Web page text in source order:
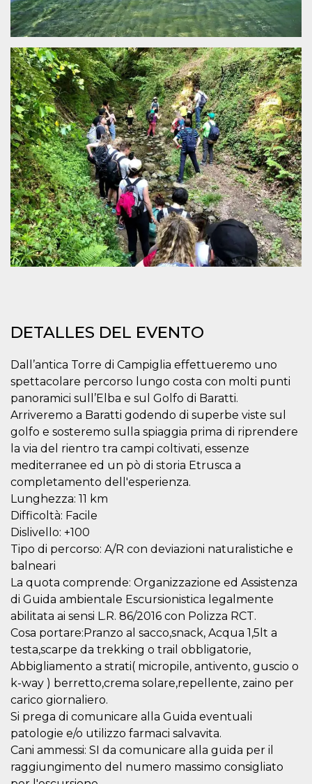
DETALLES DEL EVENTO
Dall’antica Torre di Campiglia effettueremo uno
spettacolare percorso lungo costa con molti punti
panoramici sull’Elba e sul Golfo di Baratti.
Arriveremo a Baratti godendo di superbe viste sul
golfo e sosteremo sulla spiaggia prima di riprendere
la via del rientro tra campi coltivati, essenze
mediterranee ed un pò di storia Etrusca a
completamento dell'esperienza.
Lunghezza: 11 km
Difficoltà: Facile
Dislivello: +100
Tipo di percorso: A/R con deviazioni naturalistiche e
balneari
La quota comprende: Organizzazione ed Assistenza
di Guida ambientale Escursionistica legalmente
abilitata ai sensi L.R. 86/2016 con Polizza RCT.
Cosa portare:Pranzo al sacco,snack, Acqua 1,5lt a
testa,scarpe da trekking o trail obbligatorie,
Abbigliamento a strati( micropile, antivento, guscio o
k-way ) berretto,crema solare,repellente, zaino per
carico giornaliero.
Si prega di comunicare alla Guida eventuali
patologie e/o utilizzo farmaci salvavita.
Cani ammessi: SI da comunicare alla guida per il
raggiungimento del numero massimo consigliato
oooh.events
generada por
aplicaciones
basadas en el
lenguaje PHP.
identificador de
propósito
general que se
utiliza para
mantener las
variables de
sesión del
usuario.
Normalmente es
un número
generado al
azar, la forma en
que se usa
puede ser
específico del
sitio, pero un
buen ejemplo es
mantener un
estado de inicio
de sesión para
un usuario entre
páginas.
facilitando el
almacenamiento
de contenidos
las páginas se
rápido.
CookieScriptConsent
CookieScript
oooh.events
4 semanas 2
días
los visitantes. Es
necesario que el
Cookie-
funcione
correctamente.
Declaración de almacenamiento
Nombre
almacenamiento
Descripción
fbssls_314278995690155
Almacenamiento
wpEmojiSettingsSupports
Almacenamiento
de sesión
cn_uc__
Almacenamiento